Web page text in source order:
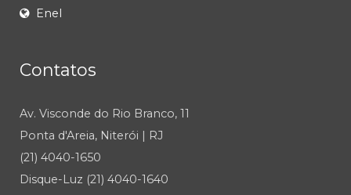
Enel
Contatos
Av. Visconde do Rio Branco, 11
Ponta d'Areia, Niterói | RJ
(21) 4040-1650
Disque-Luz (21) 4040-1640